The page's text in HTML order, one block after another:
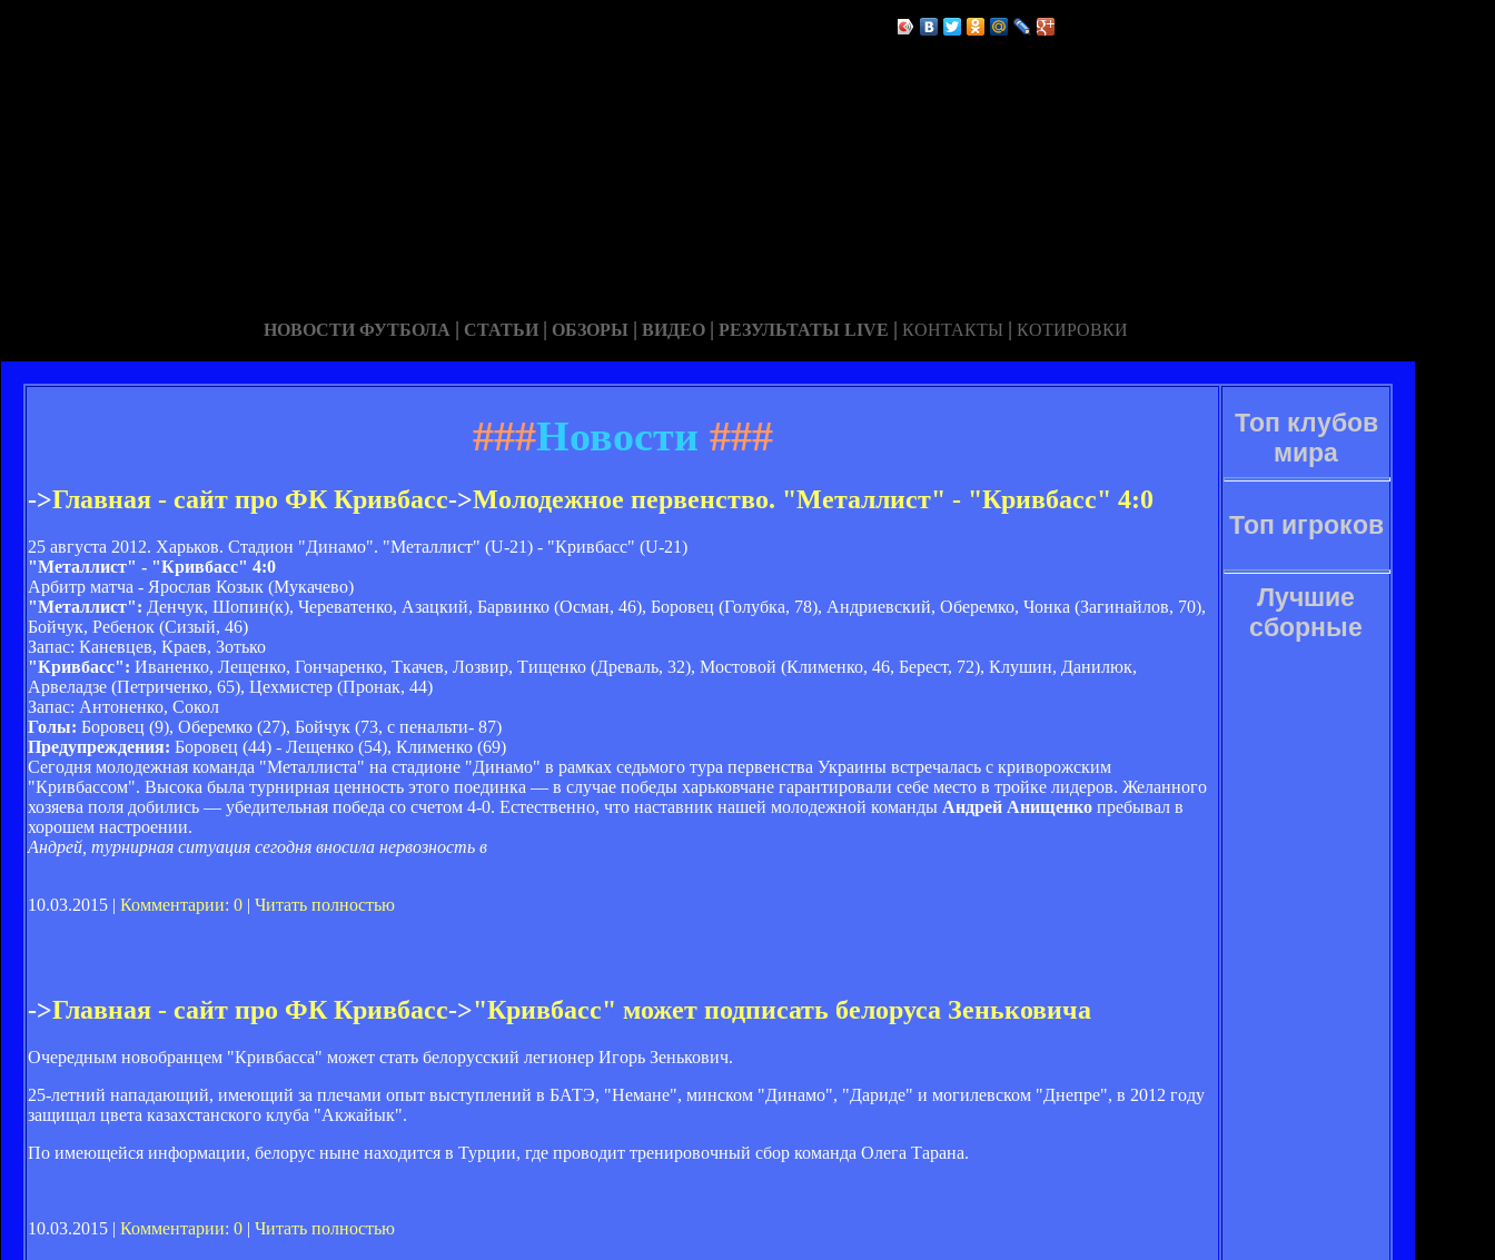
НОВОСТИ ФУТБОЛА | СТАТЬИ | ОБЗОРЫ | ВИДЕО | РЕЗУЛЬТАТЫ LIVE | КОНТАКТЫ | КОТИРОВКИ
###Новости ###
->Главная - сайт про ФК Кривбасс->Молодежное первенство. "Металлист" - "Кривбасс" 4:0
25 августа 2012. Харьков. Стадион "Динамо". "Металлист" (U-21) - "Кривбасс" (U-21)
"Металлист" - "Кривбасс" 4:0
Арбитр матча - Ярослав Козык (Мукачево)
"Металлист": Денчук, Шопин(к), Череватенко, Азацкий, Барвинко (Осман, 46), Боровец (Голубка, 78), Андриевский, Оберемко, Чонка (Загинайлов, 70),
Бойчук, Ребенок (Сизый, 46)
Запас: Каневцев, Краев, Зотько
"Кривбасс": Иваненко, Лещенко, Гончаренко, Ткачев, Лозвир, Тищенко (Древаль, 32), Мостовой (Клименко, 46, Берест, 72), Клушин, Данилюк,
Арвеладзе (Петриченко, 65), Цехмистер (Пронак, 44)
Запас: Антоненко, Сокол
Голы: Боровец (9), Оберемко (27), Бойчук (73, с пенальти- 87)
Предупреждения: Боровец (44) - Лещенко (54), Клименко (69)
Сегодня молодежная команда "Металлиста" на стадионе "Динамо" в рамках седьмого тура первенства Украины встречалась с криворожским
"Кривбассом". Высока была турнирная ценность этого поединка — в случае победы харьковчане гарантировали себе место в тройке лидеров. Желанного
хозяева поля добились — убедительная победа со счетом 4-0. Естественно, что наставник нашей молодежной команды Андрей Анищенко пребывал в
хорошем настроении.
Андрей, турнирная ситуация сегодня вносила нервозность в
10.03.2015 | Комментарии: 0 | Читать полностью
->Главная - сайт про ФК Кривбасс->"Кривбасс" может подписать белоруса Зеньковича
Очередным новобранцем "Кривбасса" может стать белорусский легионер Игорь Зенькович.
25-летний нападающий, имеющий за плечами опыт выступлений в БАТЭ, "Немане", минском "Динамо", "Дариде" и могилевском "Днепре", в 2012 году
защищал цвета казахстанского клуба "Акжайык".
По имеющейся информации, белорус ныне находится в Турции, где проводит тренировочный сбор команда Олега Тарана.
10.03.2015 | Комментарии: 0 | Читать полностью
Топ клубов
мира
Топ игроков
Лучшие
сборные